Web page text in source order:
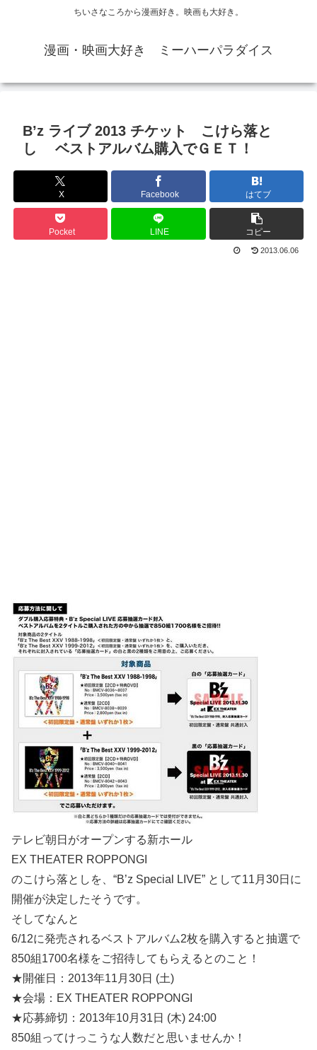
ちいさなころから漫画好き。映画も大好き。
漫画・映画大好き ミーハーパラダイス
B’z ライブ 2013 チケット こけら落と
し ベストアルバム購入でＧＥＴ！
X Facebook はてブ
Pocket LINE コピー
2013.06.06
テレビ朝日がオープンする新ホール
EX THEATER ROPPONGI
のこけら落としを、“B’z Special LIVE” として11月30日に
開催が決定したそうです。
そしてなんと
6/12に発売されるベストアルバム2枚を購入すると抽選で
850組1700名様をご招待してもらえるとのこと！
★開催日：2013年11月30日 (土)
★会場：EX THEATER ROPPONGI
★応募締切：2013年10月31日 (木) 24:00
850組ってけっこうな人数だと思いませんか！